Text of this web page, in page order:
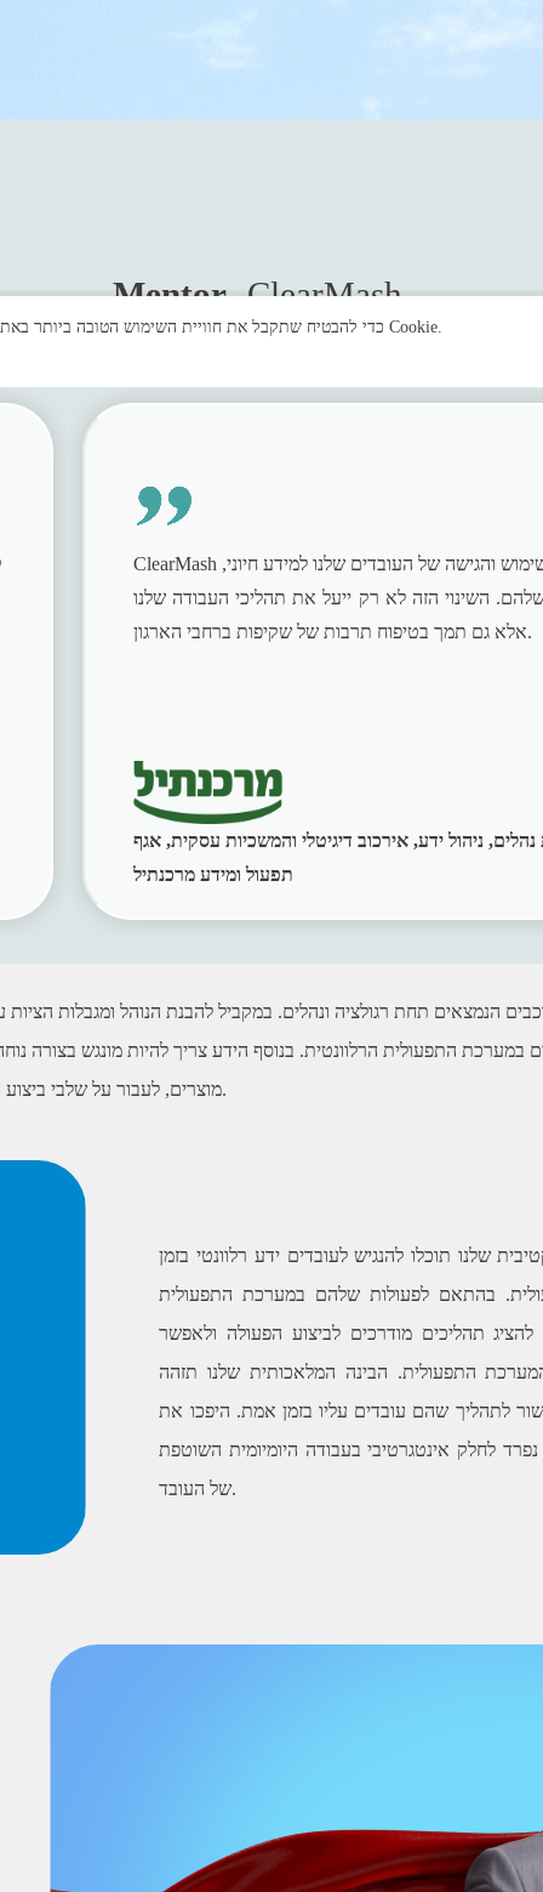
Mentor ClearMash
ClearMash שיפרה משמעותית את יכולת השימוש והגישה של העובדים שלנו למידע חיוני,
השינוי הזה לא רק ייעל את תהליכי העבודה שלנו
אלא גם תמך בטיפוח תרבות של שקיפות ברחבי הארגון.
ניהול ידע, אירכוב דיגיטלי והמשכיות עסקית, אגף
תפעול ומידע מרכנתיל
הנמצאים תחת רגולציה ונהלים. במקביל להבנת הנוהל ומגבלות
במערכת התפעולית הרלוונטית. בנוסף הידע צריך להיות מונגש בצורה
מוצרים, לעבור על שלבי ביצוע התהליך ועוד.
שלנו תוכלו להנגיש לעובדים ידע רלוונטי בזמן
בהתאם לפעולות שלהם במערכת התפעולית
תהליכים מודרכים לביצוע הפעולה ולאפשר
התפעולית. הבינה המלאכותית שלנו תזהה
לתהליך שהם עובדים עליו בזמן אמת. היפכו את
לחלק אינטגרטיבי בעבודה היומיומית השוטפת
של העובד.
אנו משתמשים בקבצי Cookie כדי להבטיח שתקבל את חוויית השימוש הטובה ביותר באתר. בלחיצה על "אישור" אתם מסכימים לשימוש שלנו בקבצי Cookie.